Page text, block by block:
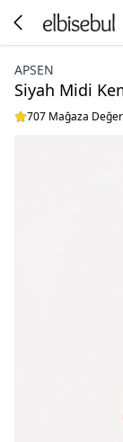
APSEN
Siyah Midi
707 Mağaza